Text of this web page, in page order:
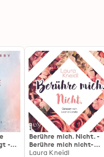
-
Berühre mich. Nicht. -
Berühre mich nicht-
Reihe, Teil 1 (Ungekürzt)
Laura Kneidl